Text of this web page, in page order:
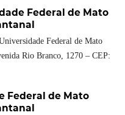
Federal de Mato
Federal de Mato
Rio Branco, 1270 – CEP:
Federal de Mato